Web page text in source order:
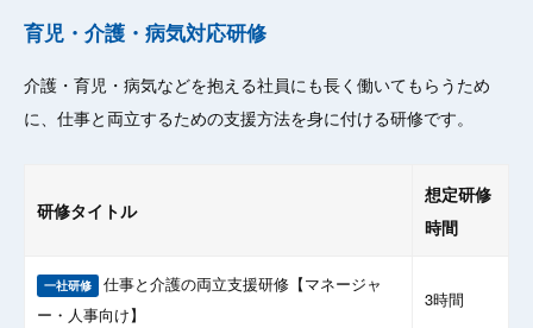
育児・介護・病気対応研修
介護・育児・病気などを抱える社員にも長く働いてもらうため
に、仕事と両立するための支援方法を身に付ける研修です。
研修タイトル
想定研修
時間
一社研修 仕事と介護の両立支援研修【マネージャ
ー・人事向け】
3時間